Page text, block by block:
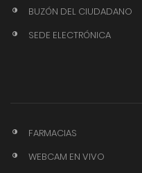
BUZÓN DEL CIUDADANO
SEDE ELECTRÓNICA
FARMACIAS
WEBCAM EN VIVO